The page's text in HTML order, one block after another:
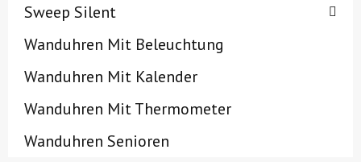
Sweep Silent
Wanduhren Mit Beleuchtung
Wanduhren Mit Kalender
Wanduhren Mit Thermometer
Wanduhren Senioren